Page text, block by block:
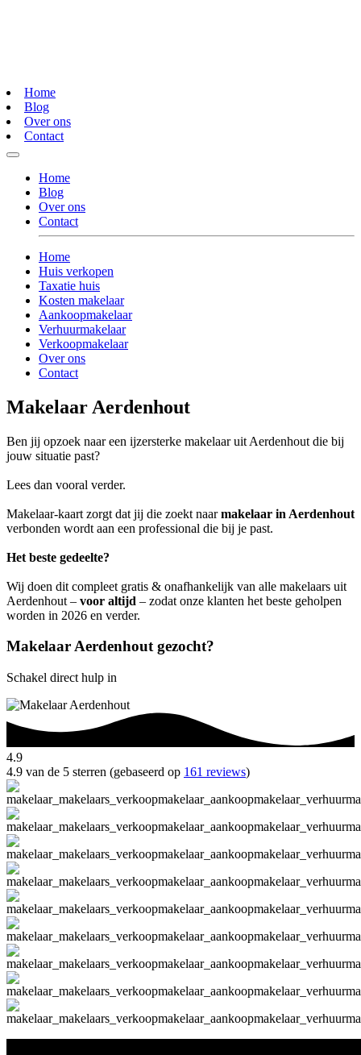
Home
Blog
Over ons
Contact
Home
Blog
Over ons
Contact
Home
Huis verkopen
Taxatie huis
Kosten makelaar
Aankoopmakelaar
Verhuurmakelaar
Verkoopmakelaar
Over ons
Contact
Makelaar Aerdenhout
Ben jij opzoek naar een ijzersterke makelaar uit Aerdenhout die bij
jouw situatie past?
Lees dan vooral verder.
Makelaar-kaart zorgt dat jij die zoekt naarmakelaar in Aerdenhout
verbonden wordt aan een professional die bij je past.
Het beste gedeelte?
Wij doen dit compleet gratis & onafhankelijk van alle makelaars uit
Aerdenhout – voor altijd – zodat onze klanten het beste geholpen
worden in 2026 en verder.
Makelaar Aerdenhout gezocht?
Schakel direct hulp in
4.9
4.9 van de 5 sterren (gebaseerd op 161 reviews)